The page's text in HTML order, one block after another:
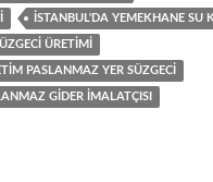
ISTANBUL'DA YEMEKHANE SU
ÜRETIMI
PASLANMAZ YER SÜZGECI
GIDER IMALATÇISI